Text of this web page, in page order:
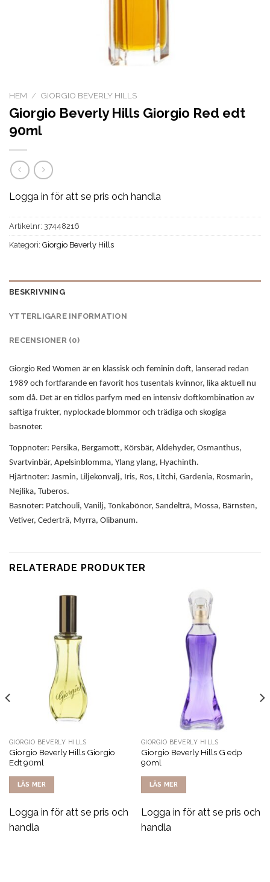
HEM / GIORGIO BEVERLY HILLS
Giorgio Beverly Hills Giorgio Red edt
90ml
Logga in för att se pris och handla
Artikelnr: 37448216
Kategori: Giorgio Beverly Hills
BESKRIVNING
YTTERLIGARE INFORMATION
RECENSIONER (0)
Giorgio Red Women är en klassisk och feminin doft, lanserad redan
1989 och fortfarande en favorit hos tusentals kvinnor, lika aktuell nu
som då. Det är en tidlös parfym med en intensiv doftkombination av
saftiga frukter, nyplockade blommor och trädiga och skogiga
basnoter.
Toppnoter: Persika, Bergamott, Körsbär, Aldehyder, Osmanthus,
Svartvinbär, Apelsinblomma, Ylang ylang, Hyachinth.
Hjärtnoter: Jasmin, Liljekonvalj, Iris, Ros, Litchi, Gardenia, Rosmarin,
Nejlika, Tuberos.
Basnoter: Patchouli, Vanilj, Tonkabönor, Sandelträ, Mossa, Bärnsten,
Vetiver, Cederträ, Myrra, Olibanum.
RELATERADE PRODUKTER
GIORGIO BEVERLY HILLS
Giorgio Beverly Hills Giorgio
Edt 90ml
LÄS MER
Logga in för att se pris och
handla
GIORGIO BEVERLY HILLS
Giorgio Beverly Hills G edp
90ml
LÄS MER
Logga in för att se pris och
handla